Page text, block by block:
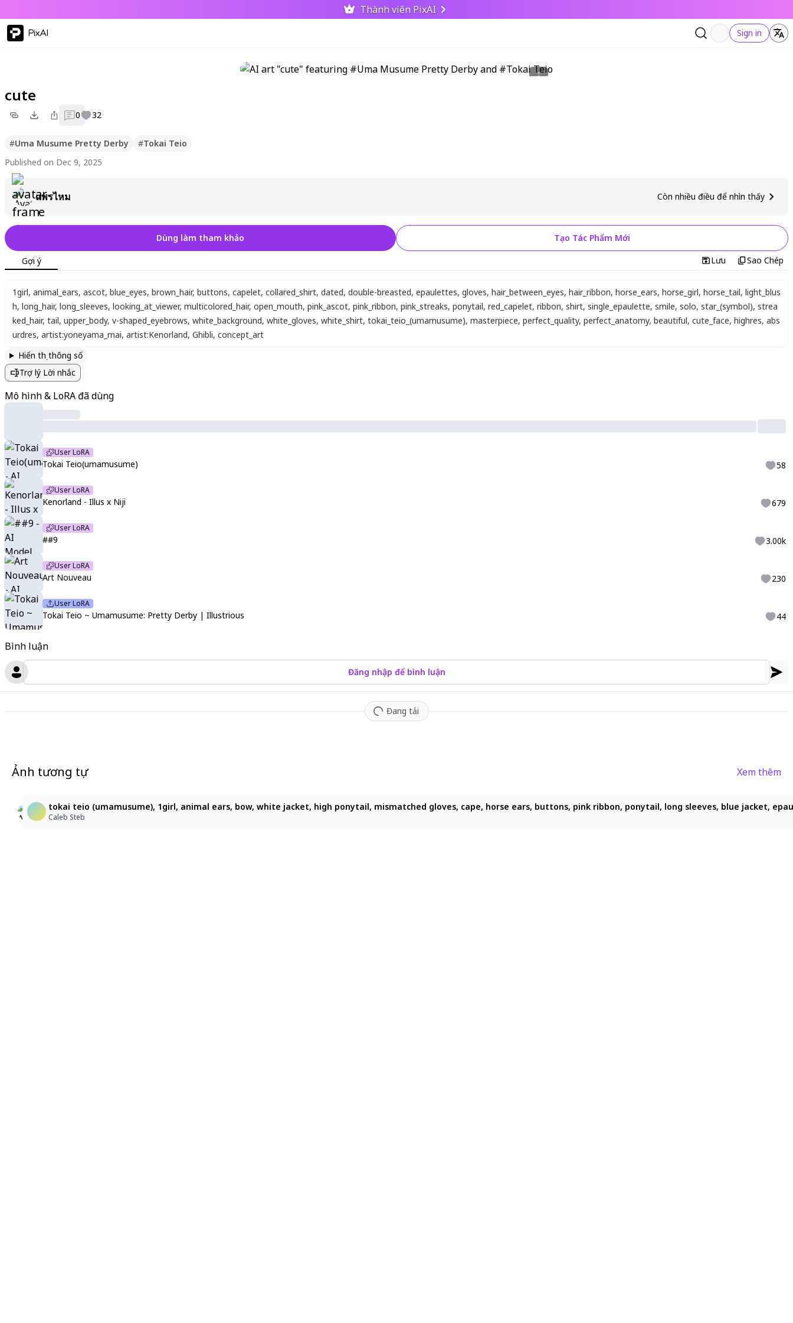
Thành viên PixAI
PixAI Sign in
cute
0 32
#Uma Musume Pretty Derby #Tokai Teio
Published on Dec 9, 2025
แพรไหม Còn nhiều điều để nhìn thấy
Bình luận
Đăng nhập để bình luận
Đang tải
Dùng làm tham khảo Tạo Tác Phẩm Mới
Gợi ý Lưu Sao Chép
1girl, animal_ears, ascot, blue_eyes, brown_hair, buttons, capelet, collared_shirt, dated, double-breasted, epaulettes, gloves, hair_between_eyes, hair_ribbon, horse_ears, horse_girl, horse_tail, light_blus
h, long_hair, long_sleeves, looking_at_viewer, multicolored_hair, open_mouth, pink_ascot, pink_ribbon, pink_streaks, ponytail, red_capelet, ribbon, shirt, single_epaulette, smile, solo, star_(symbol), strea
ked_hair, tail, upper_body, v-shaped_eyebrows, white_background, white_gloves, white_shirt, tokai_teio_(umamusume), masterpiece, perfect_quality, perfect_anatomy, beautiful, cute_face, highres, abs
urdres, artist:yoneyama_mai, artist:Kenorland, Ghibli, concept_art
Hiển thị thông số
Trợ lý Lời nhắc
Mô hình & LoRA đã dùng
User LoRA
Tokai Teio(umamusume) 58
User LoRA
Kenorland - Illus x Niji 679
User LoRA
##9 3.00k
User LoRA
Art Nouveau 230
User LoRA
Tokai Teio ~ Umamusume: Pretty Derby | Illustrious 44
Ảnh tương tự Xem thêm
ウマ娘のスペシャルウィーク
Luna
Tokai teio, horse ears, horse girl, 1 girl,
Novanoir
tokai teio (umamusume), 1girl, animal ears, bow, white jacket, high ponytail, mismatched gloves, cape, horse ears, buttons, pink ribbon, ponytail, long sleeves, blue
Caleb Steb